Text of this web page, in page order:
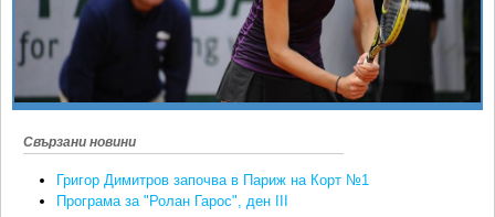
КЛУБОВЕ
БЛОГ
ЖЪЛТО
РАКЕТНИ
Спорт&Фитнес
Други
Свързани новини
Григор Димитров започва в Париж на Корт №1
Програма за "Ролан Гарос", ден III